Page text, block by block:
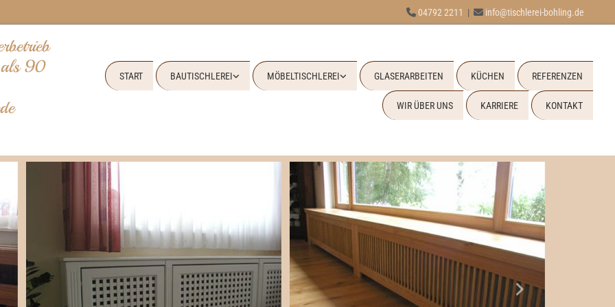
 04792 2211 |  info@tischlerei-bohling.de
als 90
START BAUTISCHLEREI MÖBELTISCHLEREI GLASERARBEITEN KÜCHEN REFERENZEN
WIR ÜBER UNS KARRIERE KONTAKT